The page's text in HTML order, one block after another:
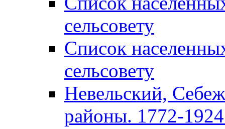
сельсовету
Список
сельсовету
Невельский,
районы. 1772-1924